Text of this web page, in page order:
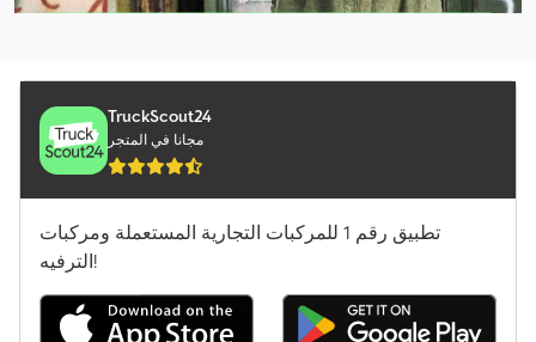
Mercedes-Benz Atego 1500
Mercedes-Benz Sprinter 316
Schäffer 2028 Slt
المعدات الخاصة بتشغيل المطارات
شاحنة قلابة مع رافعة
TruckScout24
مجانا في المتجر
تطبيق رقم 1 للمركبات التجارية المستعملة ومركبات
الترفيه!